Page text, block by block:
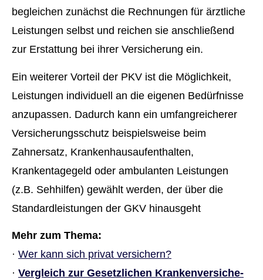
begleichen zunächst die Rechnungen für ärztliche
Leistungen selbst und reichen sie anschließend
zur Erstattung bei ihrer Versicherung ein.
Ein weiterer Vorteil der PKV ist die Möglichkeit,
Leistungen individuell an die eigenen Bedürfnisse
anzupassen. Dadurch kann ein umfangreicherer
Versicherungsschutz beispielsweise beim
Zahnersatz, Krankenhausaufenthalten,
Krankentagegeld oder ambulanten Leistungen
(z.B. Sehhilfen) gewählt werden, der über die
Standardleistungen der GKV hinausgeht
Mehr zum Thema:
· Wer kann sich privat ver­sichern?
· Vergleich zur Gesetzlichen Kranken­ver­si­che­